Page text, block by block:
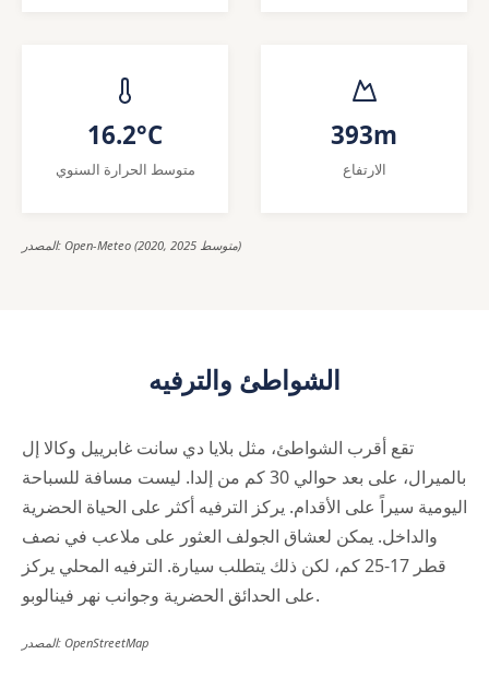
16.2°C
متوسط الحرارة السنوي
393m
الارتفاع
المصدر: Open-Meteo (2020, 2025 متوسط)
الشواطئ والترفيه
تقع أقرب الشواطئ، مثل بلايا دي سانت غابرييل وكالا إل
بالميرال، على بعد حوالي 30 كم من إلدا. ليست مسافة للسباحة
اليومية سيراً على الأقدام. يركز الترفيه أكثر على الحياة الحضرية
والداخل. يمكن لعشاق الجولف العثور على ملاعب في نصف
قطر 17-25 كم، لكن ذلك يتطلب سيارة. الترفيه المحلي يركز
على الحدائق الحضرية وجوانب نهر فينالوبو.
المصدر: OpenStreetMap